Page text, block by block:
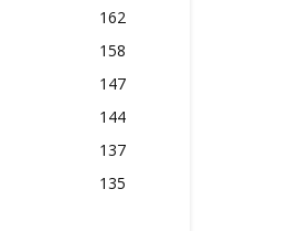
162
158
147
144
137
135